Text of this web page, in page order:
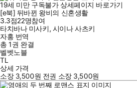
19세 미만 구독불가 상세페이지 바로가기
[e북] 뒤바뀐 왕비의 신혼생활
3.3점22명참여
타치바나 미사키, 시이나 사츠키
자홍 번역
총 1권 완결
벨벳노블
TL
상세 가격
소장 3,500원 전권 소장 3,500원